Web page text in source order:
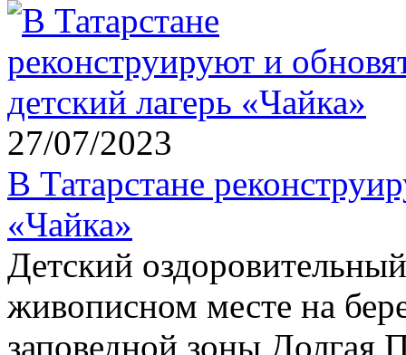
27/07/2023
В Татарстане
«Чайка»
Детский
живописном месте на
заповедной зоны Долгая